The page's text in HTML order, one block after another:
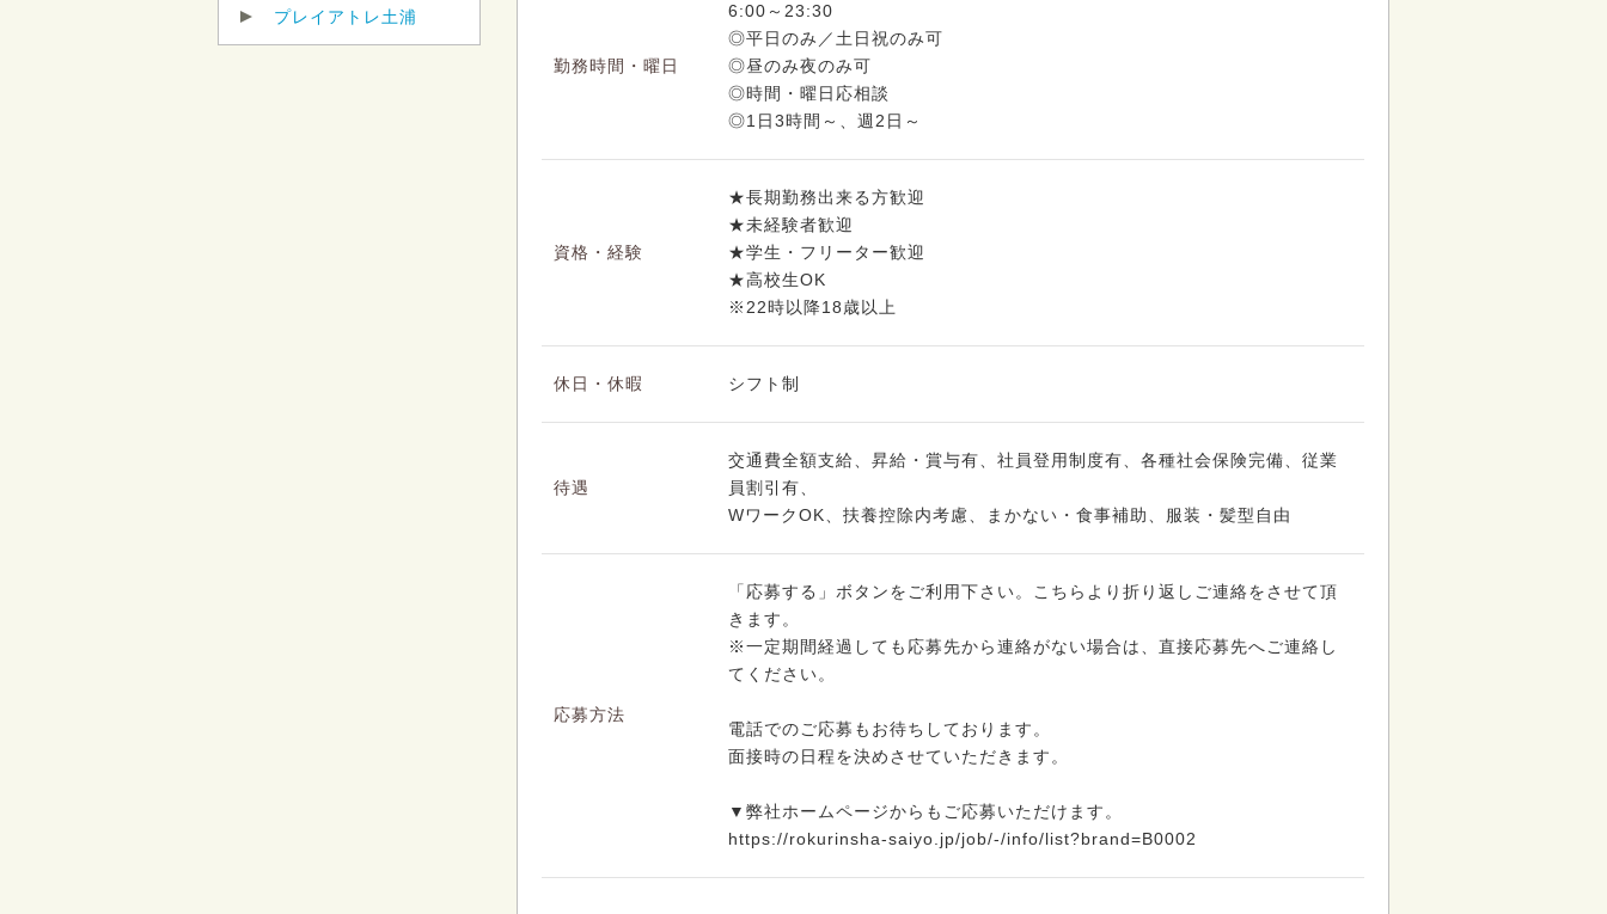
プレイアトレ土浦
勤務時間・曜日
6:00～23:30
◎平日のみ／土日祝のみ可
◎昼のみ夜のみ可
◎時間・曜日応相談
◎1日3時間～、週2日～
資格・経験
★長期勤務出来る方歓迎
★未経験者歓迎
★学生・フリーター歓迎
★高校生OK
※22時以降18歳以上
休日・休暇 シフト制
待遇
交通費全額支給、昇給・賞与有、社員登用制度有、各種社会保険完備、従業
員割引有、
WワークOK、扶養控除内考慮、まかない・食事補助、服装・髪型自由
応募方法
「応募する」ボタンをご利用下さい。こちらより折り返しご連絡をさせて頂
きます。
※一定期間経過しても応募先から連絡がない場合は、直接応募先へご連絡し
てください。
電話でのご応募もお待ちしております。
面接時の日程を決めさせていただきます。
▼弊社ホームページからもご応募いただけます。
https://rokurinsha-saiyo.jp/job/-/info/list?brand=B0002